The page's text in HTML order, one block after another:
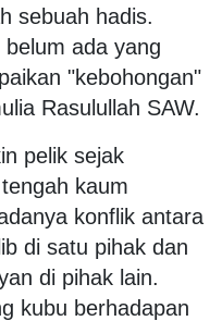
sebuah hadis.
ada yang
"kebohongan"
Rasulullah SAW.
pelik sejak
kaum
konflik antara
di satu pihak dan
di pihak lain.
kubu berhadapan